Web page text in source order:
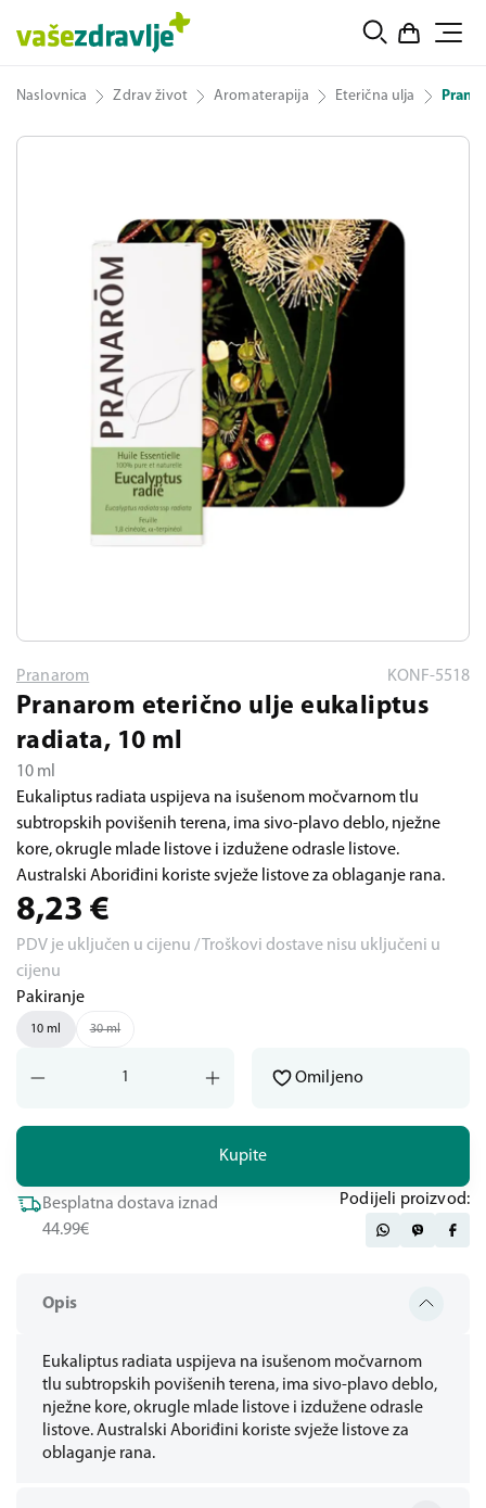
Naslovnica Zdrav život Aromaterapija Eterična ulja
Opis
Eukaliptus radiata uspijeva na isušenom močvarnom
tlu subtropskih povišenih terena, ima sivo-plavo deblo,
nježne kore, okrugle mlade listove i izdužene odrasle
listove. Australski Aboriđini koriste svježe listove za
oblaganje rana.
Pranarom KONF-5518
Pranarom eterično ulje eukaliptus
radiata, 10 ml
10 ml
Eukaliptus radiata uspijeva na isušenom močvarnom tlu
subtropskih povišenih terena, ima sivo-plavo deblo, nježne
kore, okrugle mlade listove i izdužene odrasle listove.
Australski Aboriđini koriste svježe listove za oblaganje rana.
8,23 €
PDV je uključen u cijenu / Troškovi dostave nisu uključeni u
cijenu
Pakiranje
10 ml 30 ml
Kupite
Omiljeno
Besplatna dostava iznad
44.99€
Podijeli proizvod: